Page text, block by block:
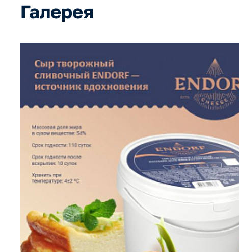
Галерея